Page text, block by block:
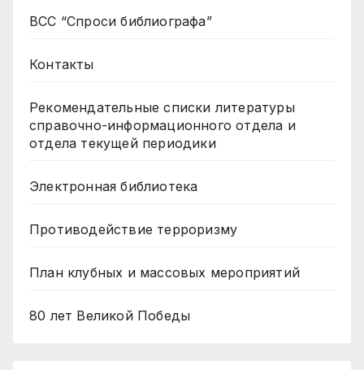
ВСС “Спроси библиографа”
Контакты
Рекомендательные списки литературы
справочно-информационного отдела и
отдела текущей периодики
Электронная библиотека
Противодействие терроризму
План клубных и массовых мероприятий
80 лет Великой Победы